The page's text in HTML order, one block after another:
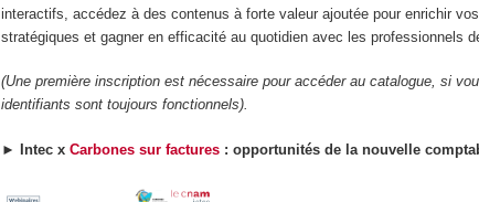
interactifs, accédez à des contenus à forte valeur ajoutée pour enrichir
stratégiques et gagner en efficacité au quotidien avec les professionnels
(Une première inscription est nécessaire pour accéder au catalogue, si
identifiants sont toujours fonctionnels).
► Intec xCarbones sur factures : opportunités de la nouvelle